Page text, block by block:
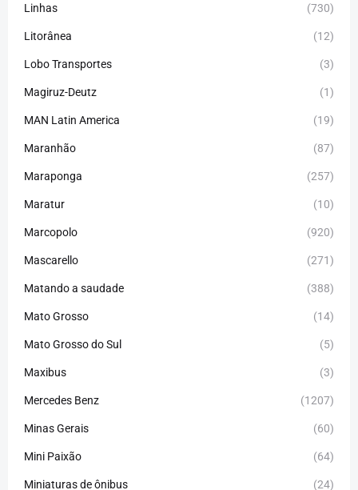
Linhas (730)
Litorânea (12)
Lobo Transportes (3)
Magiruz-Deutz (1)
MAN Latin America (19)
Maranhão (87)
Maraponga (257)
Maratur (10)
Marcopolo (920)
Mascarello (271)
Matando a saudade (388)
Mato Grosso (14)
Mato Grosso do Sul (5)
Maxibus (3)
Mercedes Benz (1207)
Minas Gerais (60)
Mini Paixão (64)
Miniaturas de ônibus (24)